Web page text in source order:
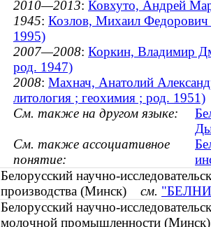
2010—2013: Ковхуто, Андрей
1945: Козлов, Михаил Федорович
1995)
2007—2008: Коркин, Владимир
род. 1947)
2008: Махнач, Анатолий
литология ; геохимия ; род. 1951)
См. также на другом языке:
См. также ассоциативное
понятие:
Белорусский научно-
производства (Минск) см.
Белорусский научно-
молочной промышленности